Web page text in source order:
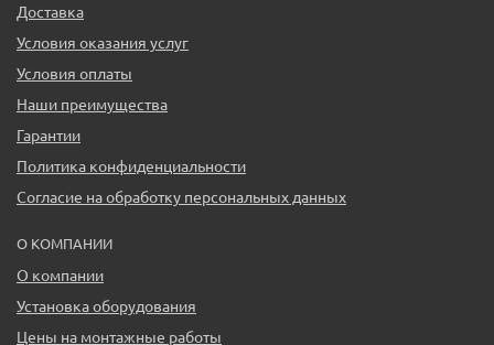
Доставка
Условия оказания услуг
Условия оплаты
Наши преимущества
Гарантии
Политика конфиденциальности
Согласие на обработку персональных данных
О КОМПАНИИ
О компании
Установка оборудования
Цены на монтажные работы